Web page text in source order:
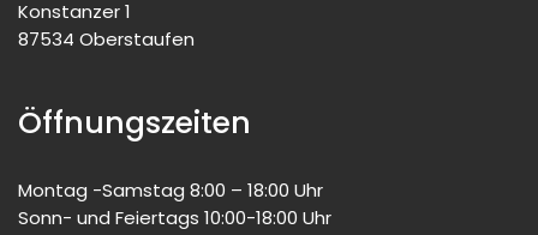
Konstanzer 1
87534 Oberstaufen
Öffnungszeiten
Montag -Samstag 8:00 – 18:00 Uhr
Sonn- und Feiertags 10:00-18:00 Uhr